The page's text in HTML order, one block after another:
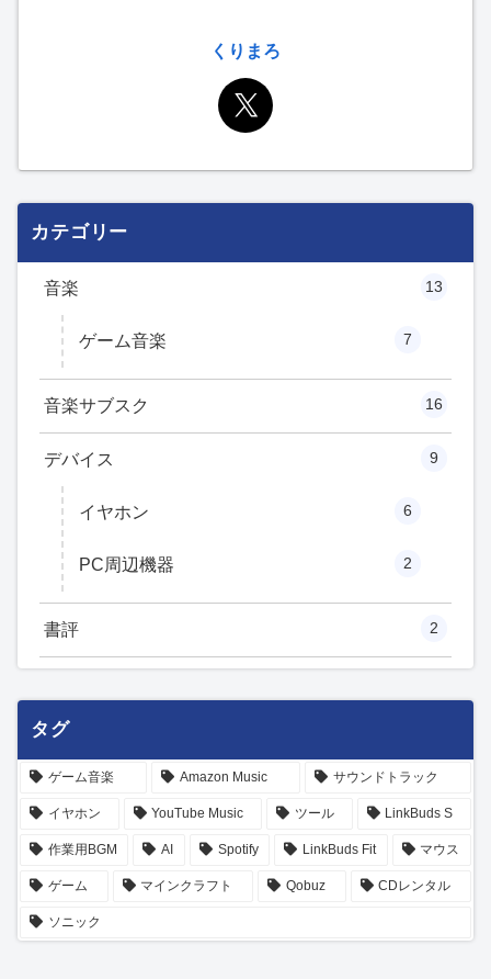
くりまろ
カテゴリー
音楽 13
ゲーム音楽 7
音楽サブスク 16
デバイス 9
イヤホン 6
PC周辺機器 2
書評 2
タグ
ゲーム音楽 Amazon Music サウンドトラック
イヤホン YouTube Music ツール LinkBuds S
作業用BGM AI Spotify LinkBuds Fit マウス
ゲーム マインクラフト Qobuz CDレンタル
ソニック